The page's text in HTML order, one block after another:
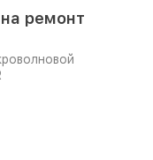
ремонт